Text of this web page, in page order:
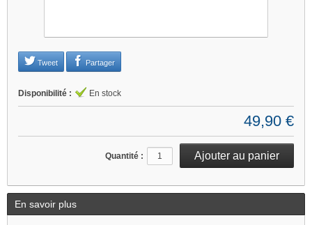
Tweet Partager
Disponibilité : En stock
49,90 €
Quantité :
En savoir plus